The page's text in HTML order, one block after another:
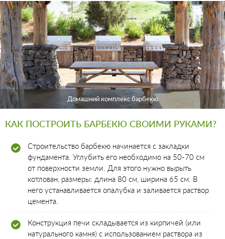
Домашний комплекс барбекю
КАК ПОСТРОИТЬ БАРБЕКЮ СВОИМИ РУКАМИ?
Строительство барбекю начинается с закладки
фундамента. Углубить его необходимо на 50-70 см
от поверхности земли. Для этого нужно вырыть
котлован, размеры: длина 80 см, ширина 65 см. В
него устанавливается опалубка и заливается раствор
цемента.
Конструкция печи складывается из кирпичей (или
натурального камня) с использованием раствора из